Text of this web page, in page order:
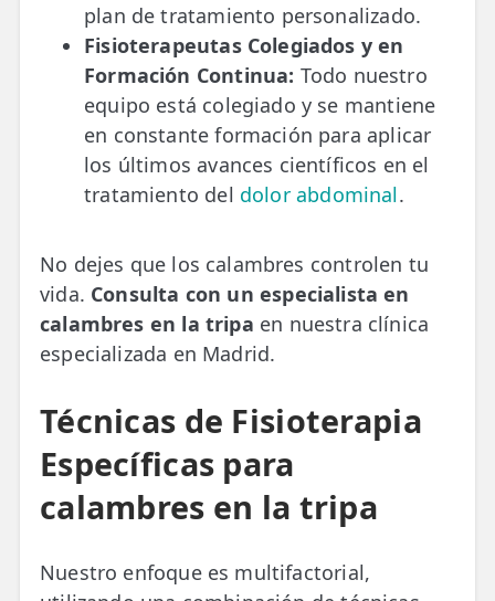
plan de tratamiento personalizado.
Fisioterapeutas Colegiados y en
Formación Continua: Todo nuestro
equipo está colegiado y se mantiene
en constante formación para aplicar
los últimos avances científicos en el
tratamiento del dolor abdominal.
No dejes que los calambres controlen tu
vida. Consulta con un especialista en
calambres en la tripa en nuestra clínica
especializada en Madrid.
Técnicas de Fisioterapia
Específicas para
calambres en la tripa
Nuestro enfoque es multifactorial,